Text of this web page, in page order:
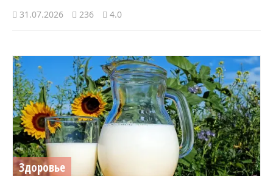
31.07.2026 236 4.0
Здоровье